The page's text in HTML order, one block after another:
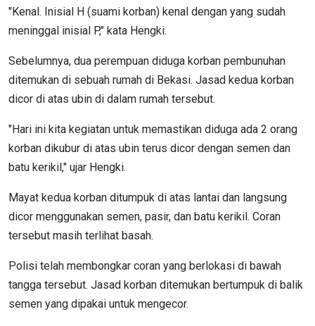
"Kenal. Inisial H (suami korban) kenal dengan yang sudah
meninggal inisial P," kata Hengki.
Sebelumnya, dua perempuan diduga korban pembunuhan
ditemukan di sebuah rumah di Bekasi. Jasad kedua korban
dicor di atas ubin di dalam rumah tersebut.
"Hari ini kita kegiatan untuk memastikan diduga ada 2 orang
korban dikubur di atas ubin terus dicor dengan semen dan
batu kerikil," ujar Hengki.
Mayat kedua korban ditumpuk di atas lantai dan langsung
dicor menggunakan semen, pasir, dan batu kerikil. Coran
tersebut masih terlihat basah.
Polisi telah membongkar coran yang berlokasi di bawah
tangga tersebut. Jasad korban ditemukan bertumpuk di balik
semen yang dipakai untuk mengecor.